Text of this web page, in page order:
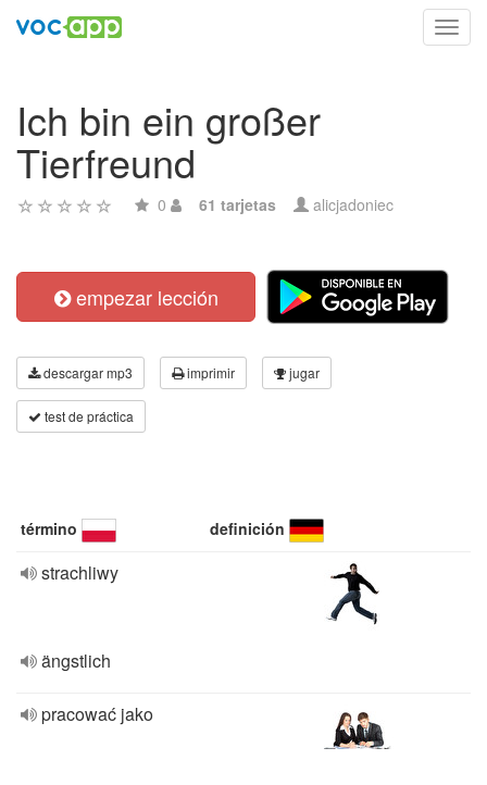
Ich bin ein großer
Tierfreund
0 61 tarjetas alicjadoniec
empezar lección
descargar mp3 imprimir jugar
test de práctica
término definición
strachliwy
ängstlich
pracować jako